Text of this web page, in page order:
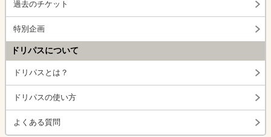
過去のチケット
特別企画
ドリパスについて
ドリパスとは？
ドリパスの使い方
よくある質問